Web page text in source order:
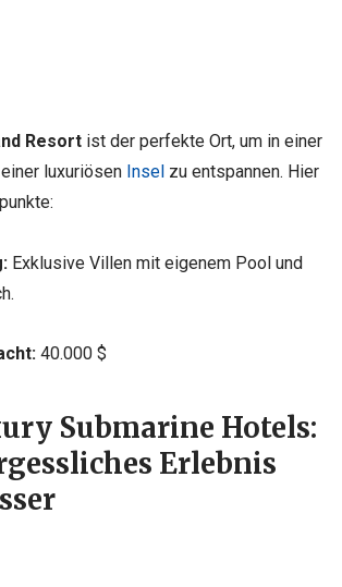
Resort ist der perfekte Ort, um in einer
luxuriösen Insel zu entspannen. Hier
Exklusive Villen mit eigenem Pool und
40.000 $
Submarine Hotels:
Erlebnis